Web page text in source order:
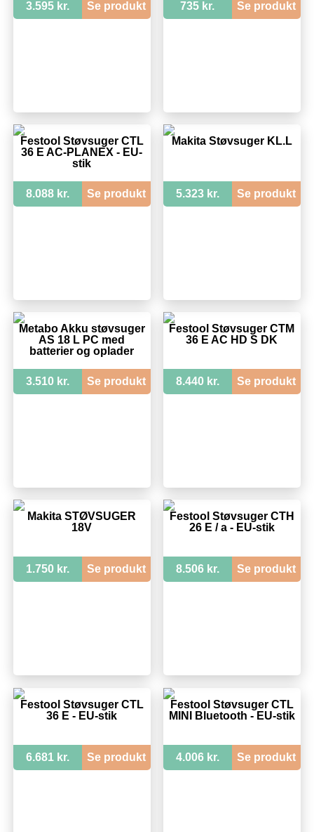
3.595 kr. Se produkt 735 kr. Se produkt
Festool Støvsuger CTL
36 E AC-PLANEX - EU-
stik
8.088 kr. Se produkt
Makita Støvsuger KL.L
5.323 kr. Se produkt
Metabo Akku støvsuger
AS 18 L PC med
batterier og oplader
3.510 kr. Se produkt
Festool Støvsuger CTM
36 E AC HD S DK
8.440 kr. Se produkt
Makita STØVSUGER
18V
1.750 kr. Se produkt
Festool Støvsuger CTH
26 E / a - EU-stik
8.506 kr. Se produkt
Festool Støvsuger CTL
36 E - EU-stik
6.681 kr. Se produkt
Festool Støvsuger CTL
MINI Bluetooth - EU-stik
4.006 kr. Se produkt